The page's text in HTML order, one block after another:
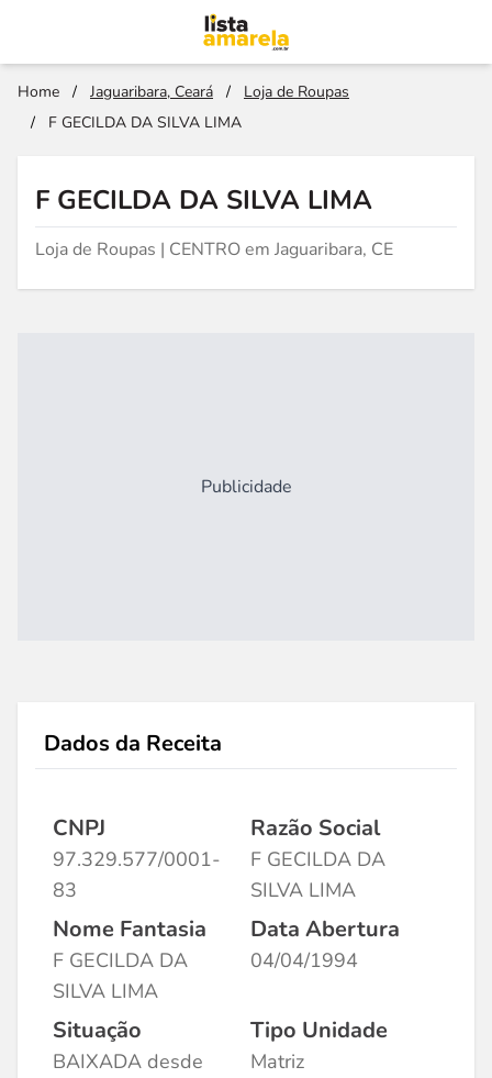
Home / Jaguaribara, Ceará /
Loja de Roupas
/
F GECILDA DA SILVA LIMA
F GECILDA DA SILVA LIMA
Loja de Roupas | CENTRO em Jaguaribara, CE
Publicidade
Dados da Receita
CNPJ
97.329.577/0001-
83
Razão Social
F GECILDA DA
SILVA LIMA
Nome Fantasia
F GECILDA DA
SILVA LIMA
Data Abertura
04/04/1994
Situação
BAIXADA desde
Tipo Unidade
Matriz